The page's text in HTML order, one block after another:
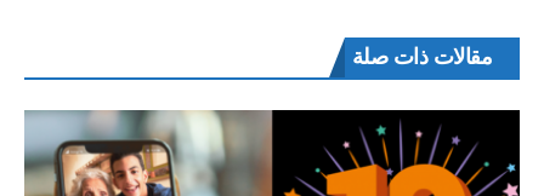
مقالات ذات صلة